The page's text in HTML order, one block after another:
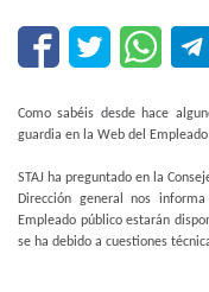
Como sabéis desde hace
guardia en la Web del Empleado
STAJ ha preguntado en la
Dirección general nos
Empleado público estarán
se ha debido a cuestiones